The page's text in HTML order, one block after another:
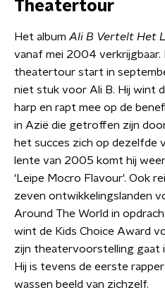
Theatertour
Het album Ali B Vertelt Het
vanaf mei 2004 verkrijgbaar.
theatertour start in
niet stuk voor Ali B. Hij wint
harp en rapt mee op de
in Azië die getroffen zijn
het succes zich op
lente van 2005 komt hij
'Leipe Mocro Flavour'. Ook
zeven ontwikkelingslanden
Around The World in
wint de Kids Choice Award
zijn theatervoorstelling gaat
Hij is tevens de eerste
wassen beeld van zichzelf.